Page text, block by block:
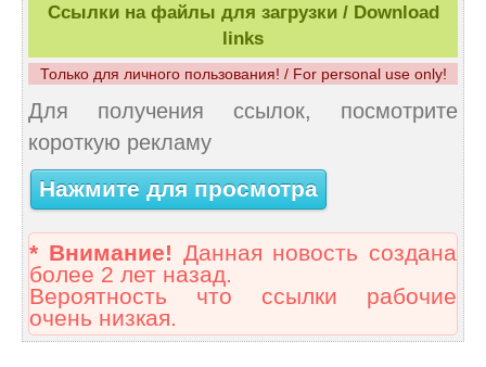
Ссылки на файлы для загрузки / Download
links
Только для личного пользования! / For personal use only!
Для получения ссылок, посмотрите
короткую рекламу
Нажмите для просмотра
* Внимание! Данная новость создана
более 2 лет назад.
Вероятность что ссылки рабочие
очень низкая.